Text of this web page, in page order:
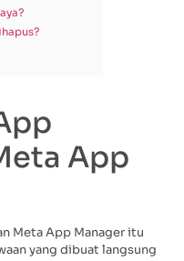
App
Meta App Manager itu
yang dibuat langsung